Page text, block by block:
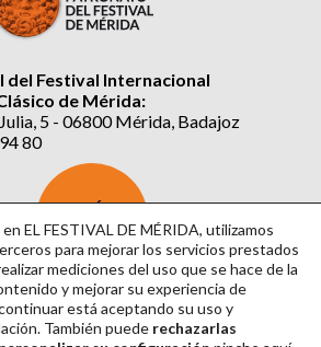
del Festival Internacional
de Mérida:
5 - 06800 Mérida, Badajoz
80
AL BOLETÍN
EL FESTIVAL DE MÉRIDA, utilizamos
para mejorar los servicios prestados
mediciones del uso que se hace de la
y mejorar su experiencia de
está aceptando su uso y
También puede rechazarlas